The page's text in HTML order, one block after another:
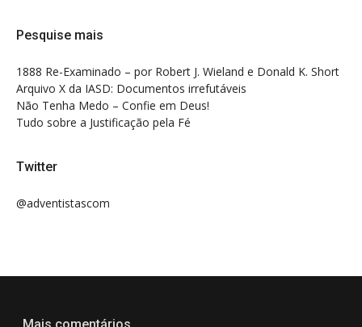
Pesquise mais
1888 Re-Examinado – por Robert J. Wieland e Donald K. Short
Arquivo X da IASD: Documentos irrefutáveis
Não Tenha Medo – Confie em Deus!
Tudo sobre a Justificação pela Fé
Twitter
@adventistascom